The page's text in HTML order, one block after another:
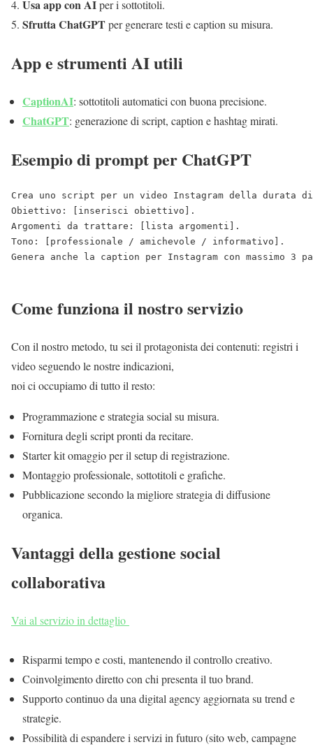
Usa app con AIper i sottotitoli.
Sfrutta ChatGPTper generare testi e caption su misura.
App e strumenti AI utili
CaptionAI: sottotitoli automatici con buona precisione.
ChatGPT: generazione di script, caption e hashtag mirati.
Esempio di prompt per ChatGPT
Crea uno script per un video Instagram della
Obiettivo: [inserisci obiettivo].
Argomenti da trattare: [lista argomenti].
Tono: [professionale / amichevole / informativo].
Genera anche la caption per Instagram con
Come funziona il nostro servizio
Con il nostro metodo, tu sei il protagonista dei contenuti: registri i
video seguendo le nostre indicazioni,
noi ci occupiamo di tutto il resto:
Programmazione e strategia social su misura.
Fornitura degli script pronti da recitare.
Starter kit omaggio per il setup di registrazione.
Montaggio professionale, sottotitoli e grafiche.
Pubblicazione secondo la migliore strategia di diffusione
organica.
Vantaggi della gestione social
collaborativa
Vai al servizio in dettaglio
Risparmi tempo e costi, mantenendo il controllo creativo.
Coinvolgimento diretto con chi presenta il tuo brand.
Supporto continuo da una digital agency aggiornata su trend e
strategie.
Possibilità di espandere i servizi in futuro (sito web, campagne